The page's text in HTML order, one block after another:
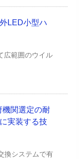
LED小型ハ
広範囲のウイル
機関選定の耐
実装する技
換システムで有